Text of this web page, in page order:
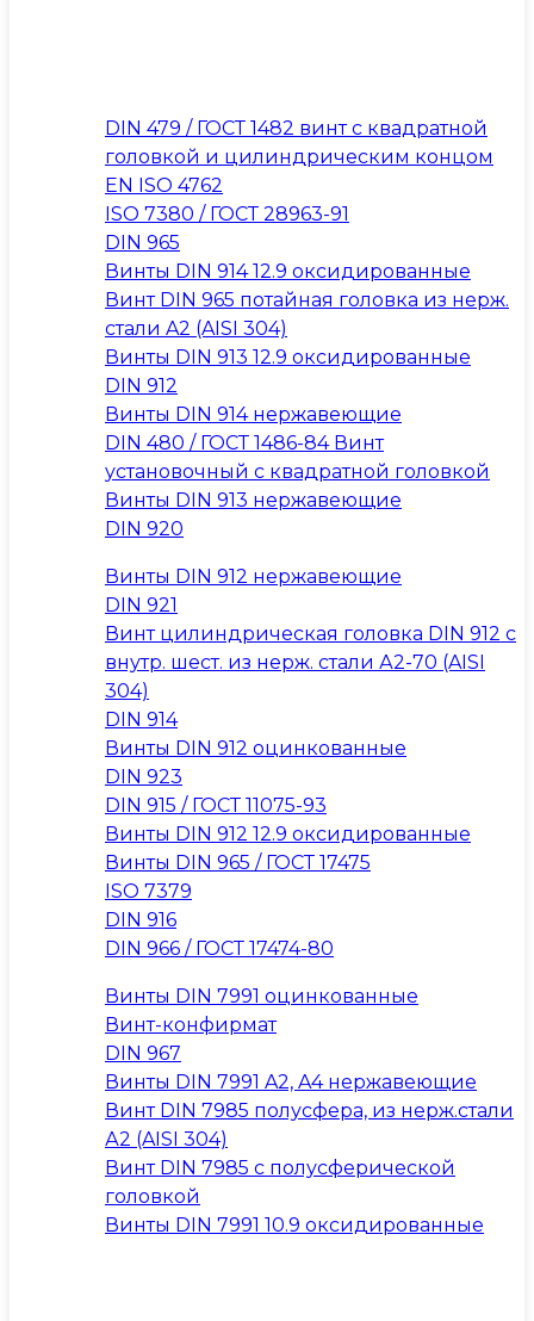
DIN 479 / ГОСТ 1482 винт с квадратной
головкой и цилиндрическим концом
EN ISO 4762
ISO 7380 / ГОСТ 28963-91
DIN 965
Винты DIN 914 12.9 оксидированные
Винт DIN 965 потайная головка из нерж.
стали A2 (AISI 304)
Винты DIN 913 12.9 оксидированные
DIN 912
Винты DIN 914 нержавеющие
DIN 480 / ГОСТ 1486-84 Винт
установочный с квадратной головкой
Винты DIN 913 нержавеющие
DIN 920
Винты DIN 912 нержавеющие
DIN 921
Винт цилиндрическая головка DIN 912 с
внутр. шест. из нерж. стали А2-70 (AISI
304)
DIN 914
Винты DIN 912 оцинкованные
DIN 923
DIN 915 / ГОСТ 11075-93
Винты DIN 912 12.9 оксидированные
Винты DIN 965 / ГОСТ 17475
ISO 7379
DIN 916
DIN 966 / ГОСТ 17474-80
Винты DIN 7991 оцинкованные
Винт-конфирмат
DIN 967
Винты DIN 7991 A2, A4 нержавеющие
Винт DIN 7985 полусфера, из нерж.стали
А2 (AISI 304)
Винт DIN 7985 с полусферической
головкой
Винты DIN 7991 10.9 оксидированные